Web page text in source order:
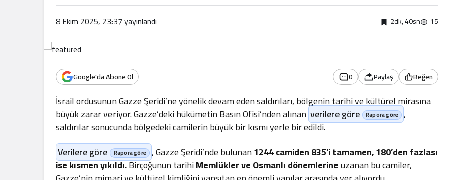
8 Ekim 2025, 23:37yayınlandı 2dk, 40sn 15
Google'da Abone Ol 0 Paylaş Beğen
İsrail ordusunun Gazze Şeridi’ne yönelik devam eden saldırıları, bölgenin tarihi ve kültürel mirasına
büyük zarar veriyor. Gazze’deki hükümetin Basın Ofisi’nden alınan verilere göre ,
saldırılar sonucunda bölgedeki camilerin büyük bir kısmı yerle bir edildi.
Verilere göre
, Gazze Şeridi’nde bulunan1244 camiden 835’i tamamen, 180’den fazlası
ise kısmen yıkıldı.Birçoğunun tarihiMemlükler ve Osmanlı dönemlerineuzanan bu camiler,